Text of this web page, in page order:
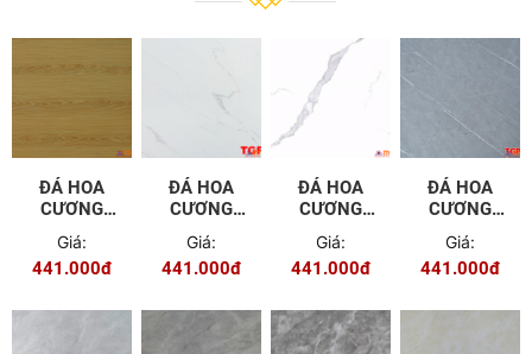
ĐÁ HOA
CƯƠNG
Giá:
441.000đ
ĐÁ HOA
CƯƠNG
Giá:
441.000đ
ĐÁ HOA
CƯƠNG
Giá:
441.000đ
ĐÁ HOA
CƯƠNG
Giá:
441.000đ